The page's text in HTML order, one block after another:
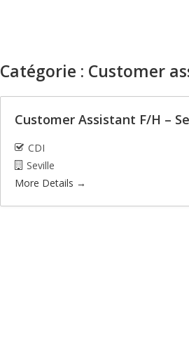
Catégorie : Customer
Customer Assistant F/H –
CDI
Seville
More Details